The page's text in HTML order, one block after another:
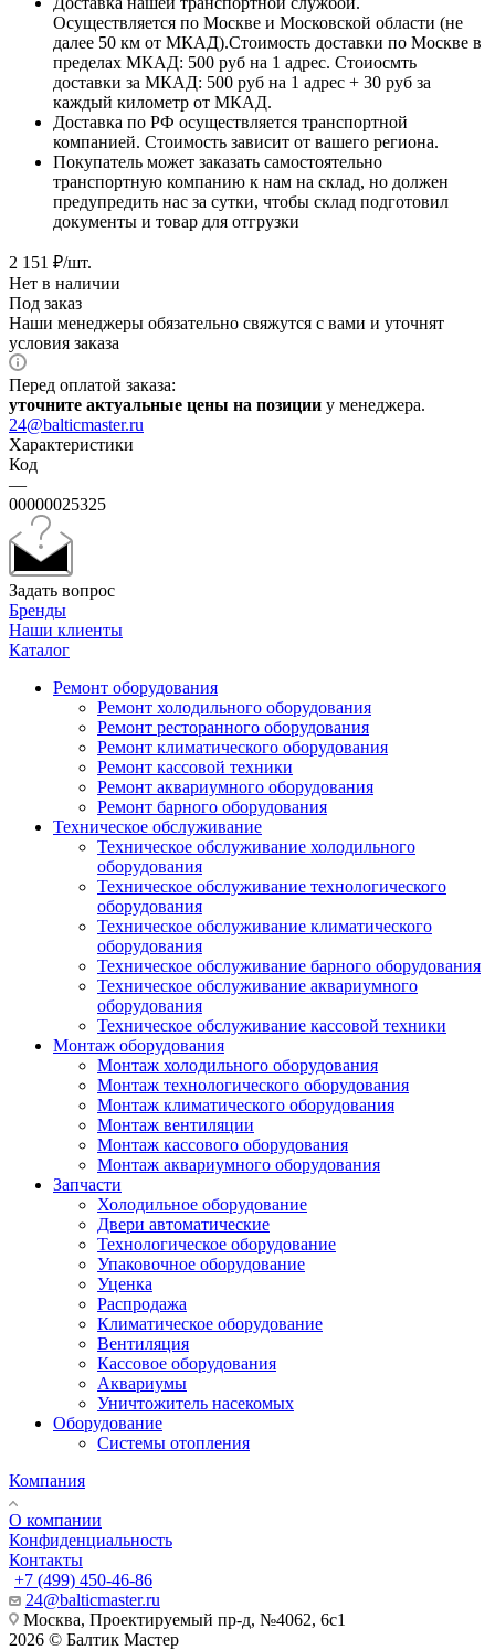
Осуществляется по Москве и Московской области (не
далее 50 км от МКАД).Стоимость доставки по Москве в
пределах МКАД: 500 руб на 1 адрес. Стоиосмть
доставки за МКАД: 500 руб на 1 адрес + 30 руб за
каждый километр от МКАД.
Доставка по РФ осуществляется транспортной
компанией. Стоимость зависит от вашего региона.
Покупатель может заказать самостоятельно
транспортную компанию к нам на склад, но должен
предупредить нас за сутки, чтобы склад подготовил
документы и товар для отгрузки
2 151 ₽/шт.
Нет в наличии
Под заказ
Наши менеджеры обязательно свяжутся с вами и уточнят
условия заказа
Перед оплатой заказа:
уточните актуальные цены на позиции у менеджера.
24@balticmaster.ru
Характеристики
Код
—
00000025325
Задать вопрос
Бренды
Наши клиенты
Каталог
Ремонт оборудования
Ремонт холодильного оборудования
Ремонт ресторанного оборудования
Ремонт климатического оборудования
Ремонт кассовой техники
Ремонт аквариумного оборудования
Ремонт барного оборудования
Техническое обслуживание
Техническое обслуживание холодильного
оборудования
Техническое обслуживание технологического
оборудования
Техническое обслуживание климатического
оборудования
Техническое обслуживание барного оборудования
Техническое обслуживание аквариумного
оборудования
Техническое обслуживание кассовой техники
Монтаж оборудования
Монтаж холодильного оборудования
Монтаж технологического оборудования
Монтаж климатического оборудования
Монтаж вентиляции
Монтаж кассового оборудования
Монтаж аквариумного оборудования
Запчасти
Холодильное оборудование
Двери автоматические
Технологическое оборудование
Упаковочное оборудование
Уценка
Распродажа
Климатическое оборудование
Вентиляция
Кассовое оборудования
Аквариумы
Уничтожитель насекомых
Оборудование
Системы отопления
Компания
О компании
Конфиденциальность
Контакты
+7 (499) 450-46-86
24@balticmaster.ru
Москва, Проектируемый пр-д, №4062, 6с1
2026 © Балтик Мастер